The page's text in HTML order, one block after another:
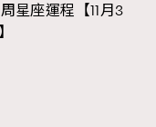
星座運程【11月3